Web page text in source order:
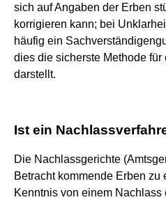
sich auf Angaben der Erben
korrigieren kann; bei
häufig ein
dies die sicherste Methode
darstellt.
Ist ein
Die Nachlassgerichte
Betracht kommende Erben zu
Kenntnis von einem Nachlass